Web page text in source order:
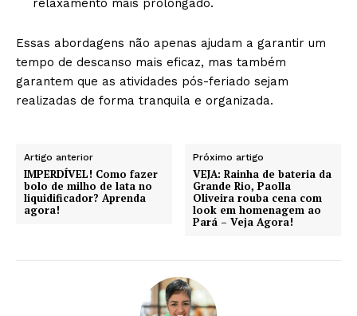
relaxamento mais prolongado.
Essas abordagens não apenas ajudam a garantir um
tempo de descanso mais eficaz, mas também
garantem que as atividades pós-feriado sejam
realizadas de forma tranquila e organizada.
Artigo anterior
IMPERDÍVEL! Como fazer
bolo de milho de lata no
liquidificador? Aprenda
agora!
Próximo artigo
VEJA: Rainha de bateria da
Grande Rio, Paolla
Oliveira rouba cena com
look em homenagem ao
Pará – Veja Agora!